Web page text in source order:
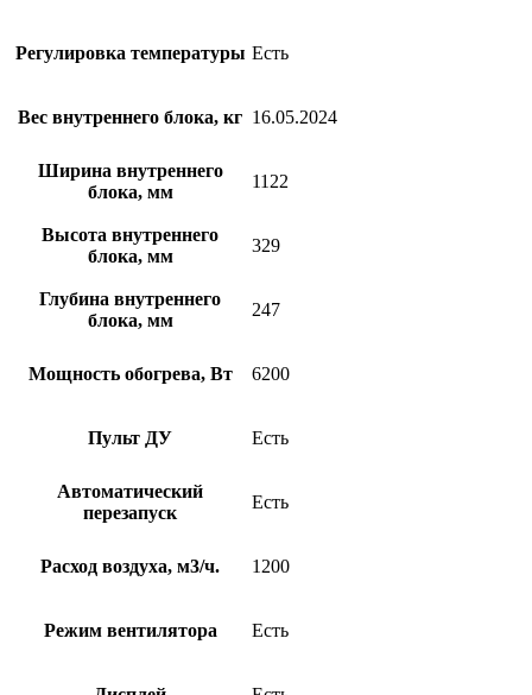
Регулировка температуры Есть
Вес внутреннего блока, кг 16.05.2024
Ширина внутреннего
блока, мм
1122
Высота внутреннего
блока, мм
329
Глубина внутреннего
блока, мм
247
Мощность обогрева, Вт 6200
Пульт ДУ Есть
Автоматический
перезапуск
Есть
Расход воздуха, м3/ч. 1200
Режим вентилятора Есть